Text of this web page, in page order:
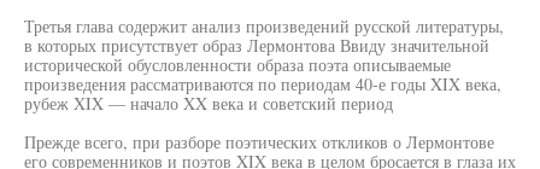
Третья глава содержит анализ произведений русской литературы,
в которых присутствует образ Лермонтова Ввиду значительной
исторической обусловленности образа поэта описываемые
произведения рассматриваются по периодам 40-е годы XIX века,
рубеж XIX — начало XX века и советский период
Прежде всего, при разборе поэтических откликов о Лермонтове
его современников и поэтов XIX века в целом бросается в глаза их